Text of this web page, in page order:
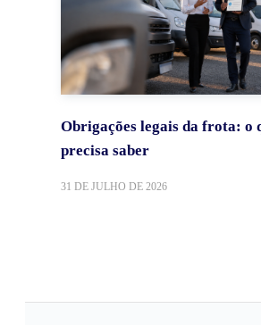
Obrigações legais da frota: o
precisa saber
31 DE JULHO DE 2026